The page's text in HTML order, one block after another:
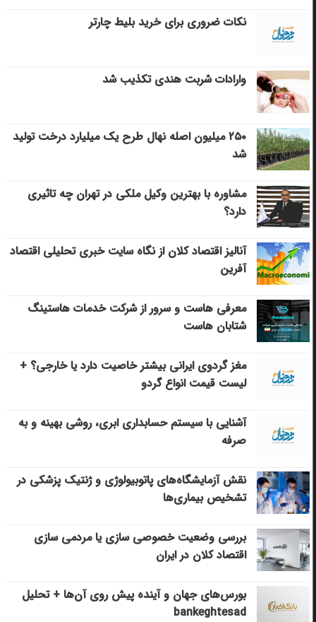
نکات ضروری برای خرید بلیط چارتر
وارادات شربت هندی تکذیب شد
۲۵۰ میلیون اصله نهال طرح یک میلیارد درخت تولید
شد
مشاوره با بهترین وکیل ملکی در تهران چه تاثیری
دارد؟
آنالیز اقتصاد کلان از نگاه سایت خبری تحلیلی اقتصاد
آفرین
معرفی هاست و سرور از شرکت خدمات هاستینگ
شتابان هاست
مغز گردوی ایرانی بیشتر خاصیت دارد یا خارجی؟ +
لیست قیمت انواع گردو
آشنایی با سیستم حسابداری ابری، روشی بهینه و به
صرفه
نقش آزمایشگاه‌های پاتوبیولوژی و ژنتیک پزشکی در
تشخیص بیماری‌ها
بررسی وضعیت خصوصی سازی یا مردمی سازی
اقتصاد کلان در ایران
بورس‌های جهان و آینده پیش روی آن‌ها + تحلیل
bankeghtesad